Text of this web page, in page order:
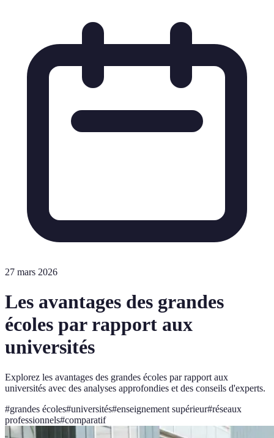
27 mars 2026
Les avantages des grandes
écoles par rapport aux
universités
Explorez les avantages des grandes écoles par rapport aux
universités avec des analyses approfondies et des conseils d'experts.
#grandes écoles#universités#enseignement supérieur#réseaux
professionnels#comparatif